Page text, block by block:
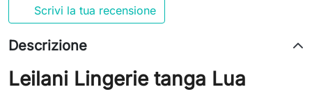
Scrivi la tua recensione
Descrizione
Leilani Lingerie tanga Lua